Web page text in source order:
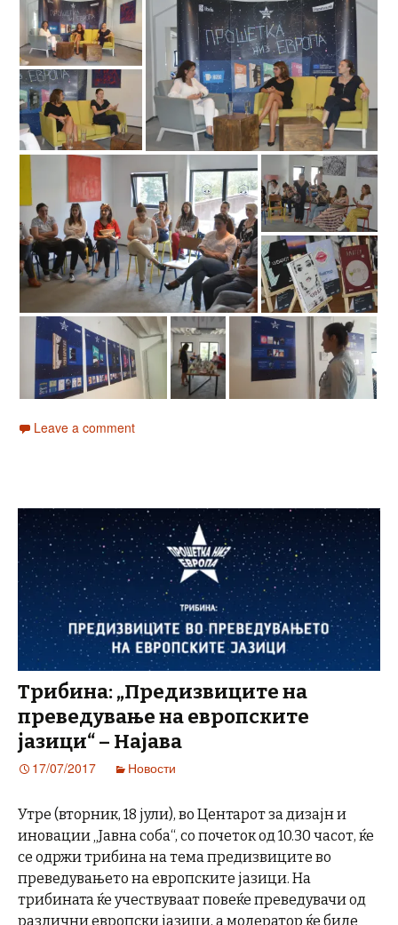
Leave a comment
Трибина: „Предизвиците на
преведување на европските
јазици“ – Најава
17/07/2017 Новости
Утре (вторник, 18 јули), во Центарот за дизајн и
иновации „Јавна соба“, со почеток од 10.30 часот, ќе
се одржи трибина на тема предизвиците во
преведувањето на европските јазици. На
трибината ќе учествуваат повеќе преведувачи од
различни европски јазици, а модератор ќе биде